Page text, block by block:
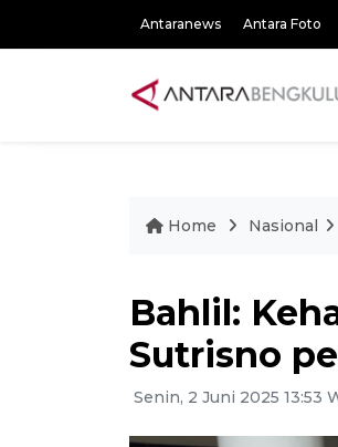
Antaranews Antara Foto
Home Nasional
Bahlil:
Sutrisno
Senin, 2 Juni 2025 13:53